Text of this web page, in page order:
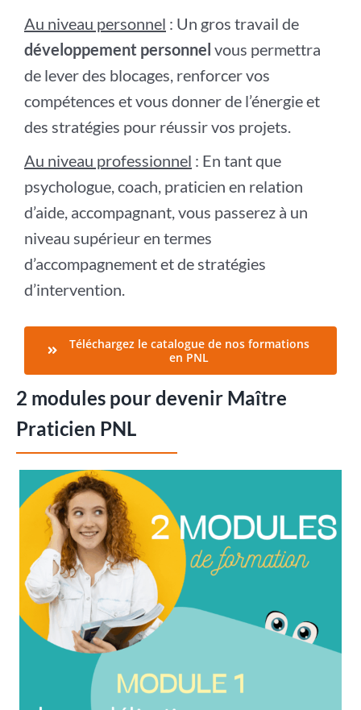
Au niveau personnel : Un gros travail de
développement personnel vous permettra
de lever des blocages, renforcer vos
compétences et vous donner de l’énergie et
des stratégies pour réussir vos projets.
Au niveau professionnel : En tant que
psychologue, coach, praticien en relation
d’aide, accompagnant, vous passerez à un
niveau supérieur en termes
d’accompagnement et de stratégies
d’intervention.
Téléchargez le catalogue de nos formations
en PNL
2 modules pour devenir Maître
Praticien PNL